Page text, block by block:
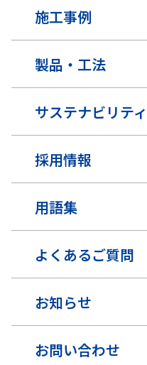
施工事例
製品・工法
サステナビリティ
採用情報
用語集
よくあるご質問
お知らせ
お問い合わせ